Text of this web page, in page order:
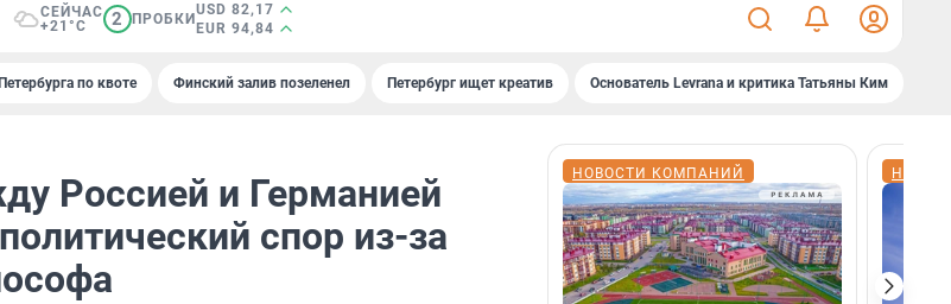
СЕЙЧАС
+21°C
2 ПРОБКИ
USD 82,17
EUR 94,84
по квоте Финский залив позеленел Петербург ищет креатив Основатель Levrana и критика Татьяны Ким
Россией и Германией
спор из-за
НОВОСТИ КОМПАНИЙ